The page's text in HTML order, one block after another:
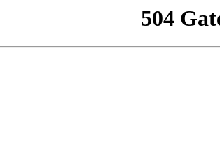
504